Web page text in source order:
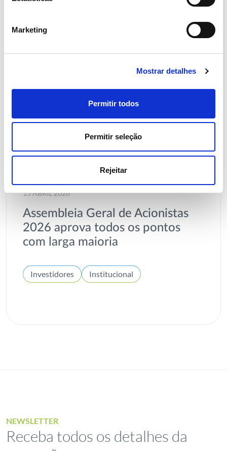
Marketing
Mostrar detalhes
Permitir todos
Permitir seleção
Rejeitar
15 ABRIL 2026
Assembleia Geral de Acionistas
2026 aprova todos os pontos
com larga maioria
Investidores Institucional
NEWSLETTER
Receba todos os detalhes da